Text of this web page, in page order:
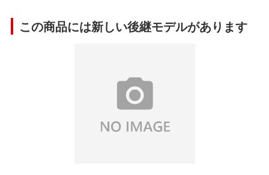
この商品には新しい後継モデルがあります